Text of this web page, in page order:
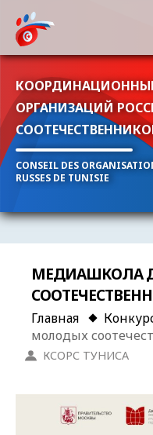
ОРГАНИЗАЦИЙ
CONSEIL DES
RUSSES DE TUNISIE
МЕДИАШКОЛА
Главная
молодых
КСОРС ТУНИСА